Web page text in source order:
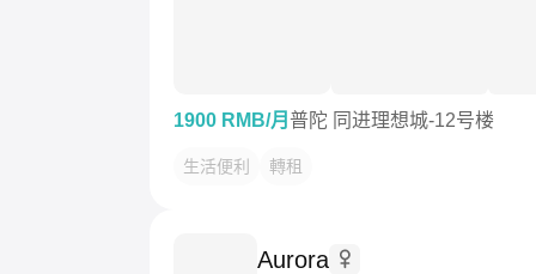
1900 RMB/月 普陀 同进理想城-12号楼
生活便利 轉租
Aurora